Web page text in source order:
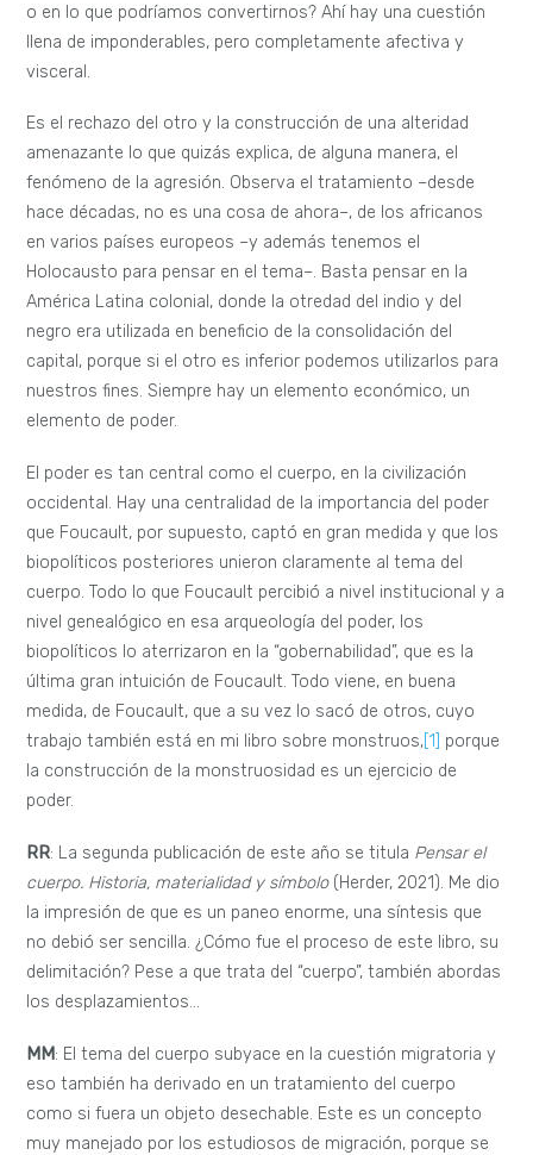
o en lo que podríamos convertirnos? Ahí hay una cuestión
llena de imponderables, pero completamente afectiva y
visceral.
Es el rechazo del otro y la construcción de una alteridad
amenazante lo que quizás explica, de alguna manera, el
fenómeno de la agresión. Observa el tratamiento –desde
hace décadas, no es una cosa de ahora–, de los africanos
en varios países europeos –y además tenemos el
Holocausto para pensar en el tema–. Basta pensar en la
América Latina colonial, donde la otredad del indio y del
negro era utilizada en beneficio de la consolidación del
capital, porque si el otro es inferior podemos utilizarlos para
nuestros fines. Siempre hay un elemento económico, un
elemento de poder.
El poder es tan central como el cuerpo, en la civilización
occidental. Hay una centralidad de la importancia del poder
que Foucault, por supuesto, captó en gran medida y que los
biopolíticos posteriores unieron claramente al tema del
cuerpo. Todo lo que Foucault percibió a nivel institucional y a
nivel genealógico en esa arqueología del poder, los
biopolíticos lo aterrizaron en la “gobernabilidad”, que es la
última gran intuición de Foucault. Todo viene, en buena
medida, de Foucault, que a su vez lo sacó de otros, cuyo
trabajo también está en mi libro sobre monstruos, [1]
porque
la construcción de la monstruosidad es un ejercicio de
poder.
RR: La segunda publicación de este año se titula Pensar el
cuerpo. Historia, materialidad y símbolo(Herder, 2021). Me dio
la impresión de que es un paneo enorme, una síntesis que
no debió ser sencilla. ¿Cómo fue el proceso de este libro, su
delimitación? Pese a que trata del “cuerpo”, también abordas
los desplazamientos…
MM: El tema del cuerpo subyace en la cuestión migratoria y
eso también ha derivado en un tratamiento del cuerpo
como si fuera un objeto desechable. Este es un concepto
muy manejado por los estudiosos de migración, porque se